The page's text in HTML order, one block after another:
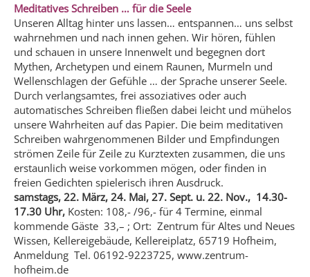
Meditatives Schreiben … für die Seele
Unseren Alltag hinter uns lassen… entspannen… uns selbst
wahrnehmen und nach innen gehen. Wir hören, fühlen
und schauen in unsere Innenwelt und begegnen dort
Mythen, Archetypen und einem Raunen, Murmeln und
Wellenschlagen der Gefühle … der Sprache unserer Seele.
Durch verlangsamtes, frei assoziatives oder auch
automatisches Schreiben fließen dabei leicht und mühelos
unsere Wahrheiten auf das Papier. Die beim meditativen
Schreiben wahrgenommenen Bilder und Empfindungen
strömen Zeile für Zeile zu Kurztexten zusammen, die uns
erstaunlich weise vorkommen mögen, oder finden in
freien Gedichten spielerisch ihren Ausdruck.
samstags, 22. März, 24. Mai, 27. Sept. u. 22. Nov., 14.30-
17.30 Uhr, Kosten: 108,- /96,- für 4 Termine, einmal
kommende Gäste 33,– ; Ort: Zentrum für Altes und Neues
Wissen, Kellereigebäude, Kellereiplatz, 65719 Hofheim,
Anmeldung Tel. 06192-9223725, www.zentrum-
hofheim.de